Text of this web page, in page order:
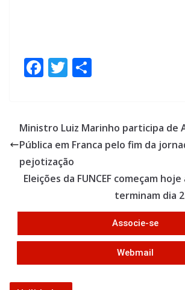
F
b
o
o
k
T
er e
Ministro Luiz Marinho participa de
Pública em Franca pelo fim da
pejotização
Eleições da FUNCEF começam hoje
terminam dia
Associe-se
Webmail